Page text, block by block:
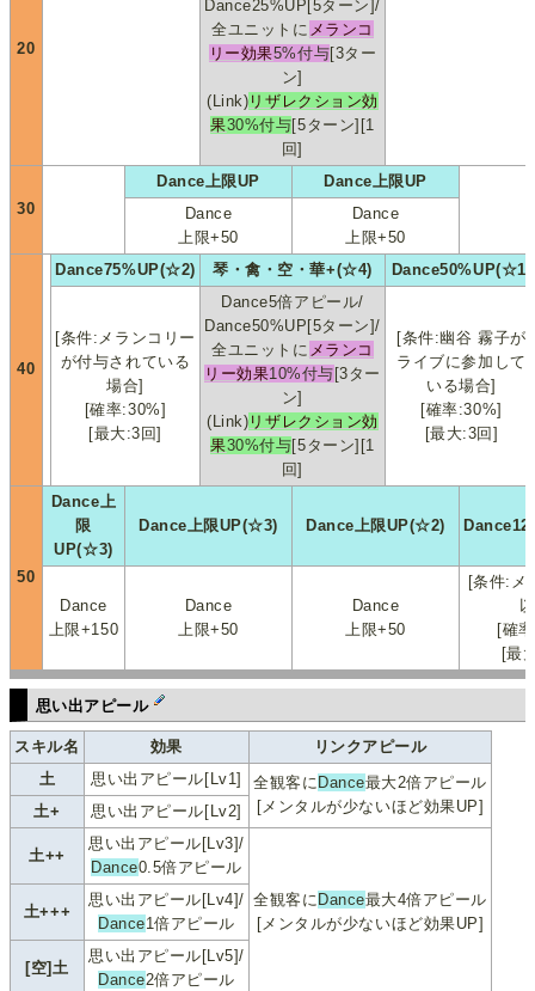
20
Dance25%UP[5ターン]/
全ユニットに メランコ
リー効果5%付与[3ター
ン]
(Link) リザレクション効
果30%付与[5ターン][1
回]
30
Dance上限UP
Dance上限UP
Dance
上限+50
Dance
上限+50
40
Dance75%UP(☆2) 琴・禽・空・華+(☆4) Dance50%UP(☆1)
[条件:メランコリー
が付与されている
場合]
[確率:30%]
[最大:3回]
Dance5倍アピール/
Dance50%UP[5ターン]/
全ユニットに メランコ
リー効果10%付与 [3ター
ン]
(Link) リザレクション効
果30%付与[5ターン][1
回]
[条件:幽谷 霧子が
ライブに参加して
いる場合]
[確率:30%]
[最大:3回]
50
Dance上
限
UP(☆3)
Dance上限UP(☆3) Dance上限UP(☆2)
Dance
上限+150
Dance
上限+50
Dance
上限+50
[条件:メ
[確
[最
思い出アピール
スキル名 効果
リンクアピール
土
思い出アピール[Lv1] 全観客に Dance最大2倍アピール
[メンタルが少ないほど効果UP]
土+ 思い出アピール[Lv2]
土++
思い出アピール[Lv3]/
Dance0.5倍アピール
全観客に Dance最大4倍アピール
[メンタルが少ないほど効果UP]
土+++
思い出アピール[Lv4]/
Dance1倍アピール
[空]土
思い出アピール[Lv5]/
Dance2倍アピール